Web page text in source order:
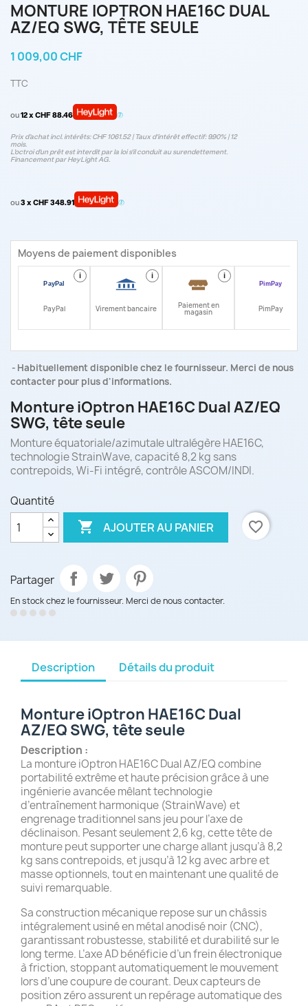
MONTURE IOPTRON HAE16C DUAL
AZ/EQ SWG, TÊTE SEULE
1 009,00 CHF
TTC
ou12 x CHF 88.46
Prix d’achat incl. intérêts: CHF 1061.52 | Taux d‘intérêt effectif: 9.90% | 12
mois.
L'octroi d'un prêt est interdit par la loi s'il conduit au surendettement.
Financement par HeyLight AG.
ou3 x CHF 348.91
Moyens de paiement disponibles
i
PayPal
i
Virement bancaire
i
Paiement en
magasin PimPay
Habituellement disponible chez le fournisseur. Merci de nous
contacter pour plus d'informations.
Monture iOptron HAE16C Dual AZ/EQ
SWG, tête seule
Monture équatoriale/azimutale ultralégère HAE16C,
technologie StrainWave, capacité 8,2 kg sans
contrepoids, Wi-Fi intégré, contrôle ASCOM/INDI.
Quantité
 AJOUTER AU PANIER favorite_border
Partager
En stock chez le fournisseur. Merci de nous contacter.
Description Détails du produit
Monture iOptron HAE16C Dual
AZ/EQ SWG, tête seule
Description :
La monture iOptron HAE16C Dual AZ/EQ combine
portabilité extrême et haute précision grâce à une
ingénierie avancée mêlant technologie
d’entraînement harmonique (StrainWave) et
engrenage traditionnel sans jeu pour l’axe de
déclinaison. Pesant seulement 2,6 kg, cette tête de
monture peut supporter une charge allant jusqu’à 8,2
kg sans contrepoids, et jusqu’à 12 kg avec arbre et
masse optionnels, tout en maintenant une qualité de
suivi remarquable.
Sa construction mécanique repose sur un châssis
intégralement usiné en métal anodisé noir (CNC),
garantissant robustesse, stabilité et durabilité sur le
long terme. L’axe AD bénéficie d’un frein électronique
à friction, stoppant automatiquement le mouvement
lors d’une coupure de courant. Deux capteurs de
position zéro assurent un repérage automatique des